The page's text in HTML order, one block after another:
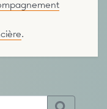
.